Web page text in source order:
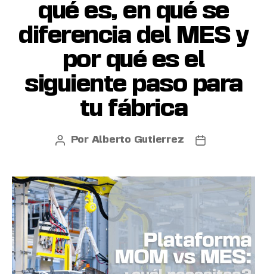
qué es, en qué se
diferencia del MES y
por qué es el
siguiente paso para
tu fábrica
Por Alberto Gutierrez